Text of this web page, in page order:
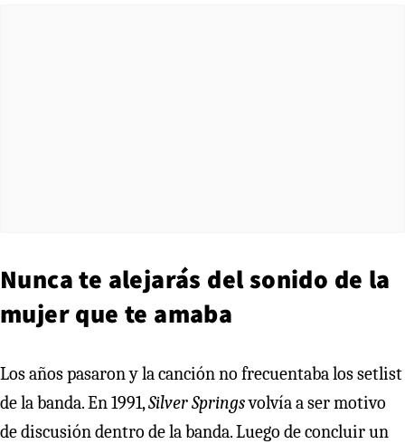
Nunca te alejarás del sonido de la
mujer que te amaba
Los años pasaron y la canción no frecuentaba los setlist
de la banda. En 1991,Silver Springsvolvía a ser motivo
de discusión dentro de la banda. Luego de concluir un